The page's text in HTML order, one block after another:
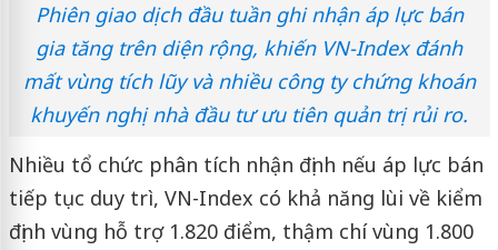
Phiên giao dịch đầu tuần ghi nhận áp lực bán
gia tăng trên diện rộng, khiến VN-Index đánh
mất vùng tích lũy và nhiều công ty chứng khoán
khuyến nghị nhà đầu tư ưu tiên quản trị rủi ro.
Nhiều tổ chức phân tích nhận định nếu áp lực bán
tiếp tục duy trì, VN-Index có khả năng lùi về kiểm
định vùng hỗ trợ 1.820 điểm, thậm chí vùng 1.800